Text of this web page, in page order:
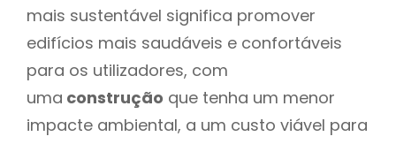
mais sustentável significa promover
edifícios mais saudáveis e confortáveis
para os utilizadores, com
uma construção que tenha um menor
impacte ambiental, a um custo viável para